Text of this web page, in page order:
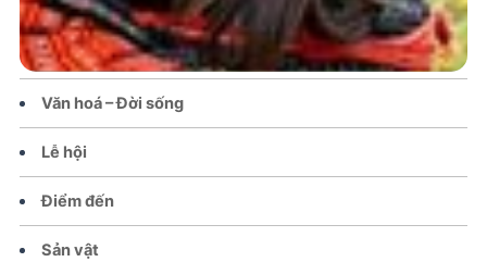
Tin tức – Sự kiện
Chính sách
Văn hoá – Đời sống
Lễ hội
Điểm đến
Sản vật